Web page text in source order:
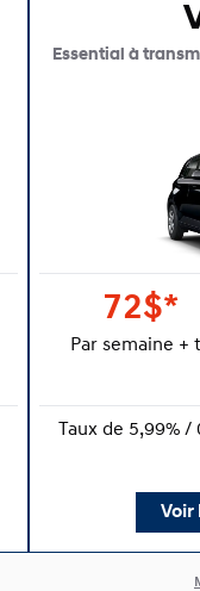
Essential à
72$*
Par semaine +
Taux de 5,99%
Voir